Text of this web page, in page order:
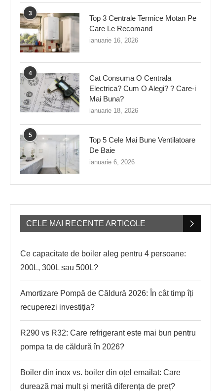
3
Top 3 Centrale Termice Motan Pe
Care Le Recomand
ianuarie 16, 2026
4
Cat Consuma O Centrala
Electrica? Cum O Alegi? ? Care-i
Mai Buna?
ianuarie 18, 2026
5
Top 5 Cele Mai Bune Ventilatoare
De Baie
ianuarie 6, 2026
CELE MAI RECENTE ARTICOLE
Ce capacitate de boiler aleg pentru 4 persoane:
200L, 300L sau 500L?
Amortizare Pompă de Căldură 2026: În cât timp îți
recuperezi investiția?
R290 vs R32: Care refrigerant este mai bun pentru
pompa ta de căldură în 2026?
Boiler din inox vs. boiler din oțel emailat: Care
durează mai mult și merită diferența de preț?